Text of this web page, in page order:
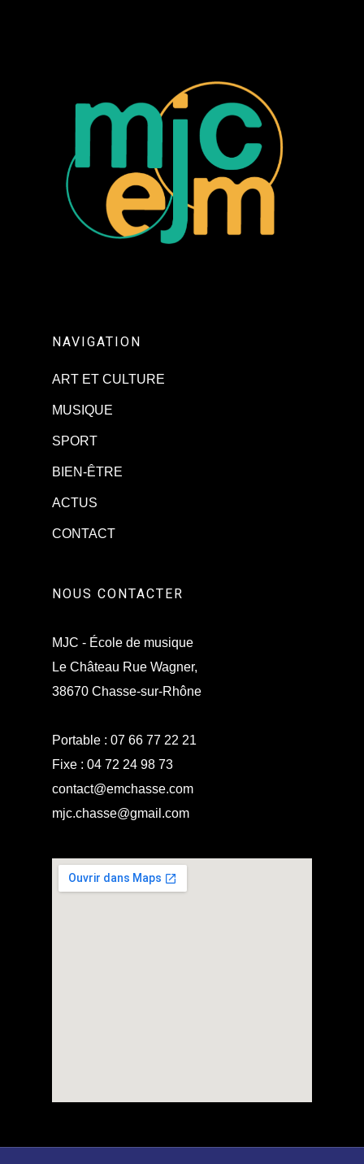
NAVIGATION
ART ET CULTURE
MUSIQUE
SPORT
BIEN-ÊTRE
ACTUS
CONTACT
NOUS CONTACTER
MJC - École de musique
Le Château Rue Wagner,
38670 Chasse-sur-Rhône
Portable : 07 66 77 22 21
Fixe : 04 72 24 98 73
contact@emchasse.com
mjc.chasse@gmail.com